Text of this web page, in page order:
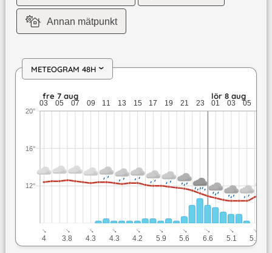
Annan mätpunkt
METEOGRAM 48H ›
fre 7 aug: 12,6 till 11,2 grader: 3,7 mm nederbörd: upp till
fre 7 aug lör 8 aug
03 05 07 09 11 13 15 17 19 21 23 01 03 05
12°
16°
20°
↓
4
↓
3.8
↓
4.3
↓
4.3
↓
4.2
↓
5.9
↓
5.6
↓
6.6
↓
5.1
↓
5.2